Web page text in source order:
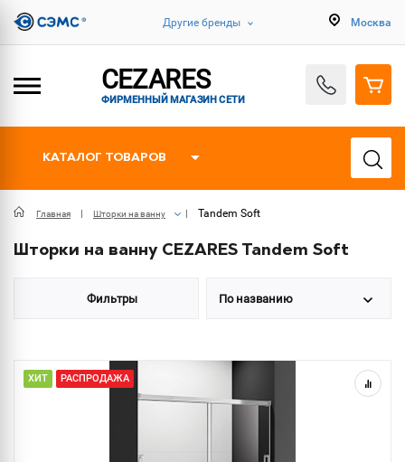
Другие бренды Москва
CEZARES
ФИРМЕННЫЙ МАГАЗИН СЕТИ
КАТАЛОГ ТОВАРОВ
Главная Шторки на ванну Tandem Soft
Шторки на ванну CEZARES Tandem Soft
Фильтры По названию
ХИТ РАСПРОДАЖА